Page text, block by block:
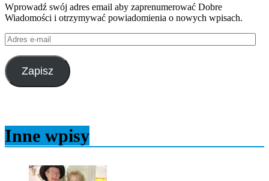
Wprowadź swój adres email aby zaprenumerować Dobre
Wiadomości i otrzymywać powiadomienia o nowych wpisach.
Adres
e-
mail
Zapisz
Inne wpisy